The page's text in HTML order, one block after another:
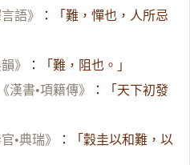
語》 ：
「難，憚也，人所忌
》 ： 「難，阻也。」
《漢書•項籍傳》 ：
「天下初發
•典瑞》 ：
「穀圭以和難，以